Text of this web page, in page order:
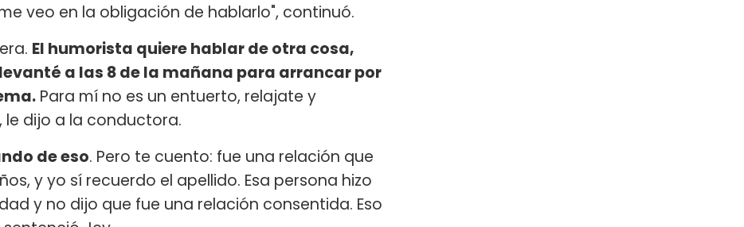
veo en la obligación de hablarlo", continuó.
El humorista quiere hablar de otra cosa,
a las 8 de la mañana para arrancar por
Para mí no es un entuerto, relajate y
le dijo a la conductora.
de eso. Pero te cuento: fue una relación que
y yo sí recuerdo el apellido. Esa persona hizo
y no dijo que fue una relación consentida. Eso